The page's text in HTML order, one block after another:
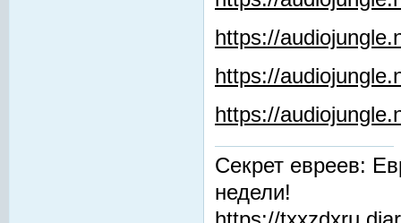
https://
https://
https://
Секрет евреев:
недели!